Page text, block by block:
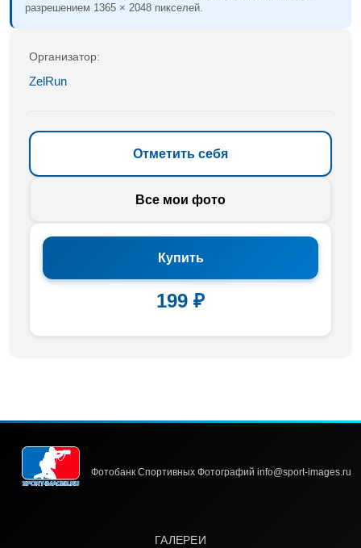
разрешением 1365 × 2048 пикселей.
Организатор:
ZelRun
Отметить себя
Все мои фото
Купить
199 ₽
Фотобанк Спортивных Фотографий info@sport-images.ru
ГАЛЕРЕИ